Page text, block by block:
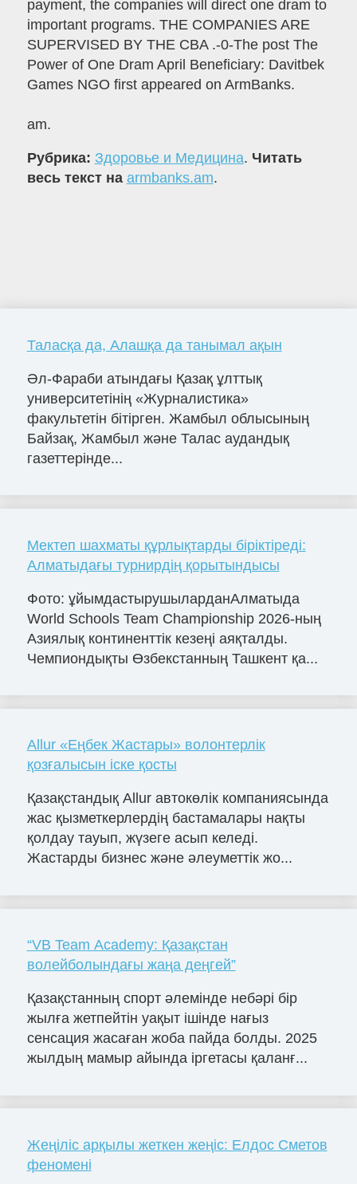
payment, the companies will direct one dram to
important programs. THE COMPANIES ARE
SUPERVISED BY THE CBA .-0-The post The
Power of One Dram April Beneficiary: Davitbek
Games NGO first appeared on ArmBanks.
am.
Рубрика: Здоровье и Медицина. Читать
весь текст на armbanks.am.
Таласқа да, Алашқа да танымал ақын
Әл-Фараби атындағы Қазақ ұлттық
университетінің «Журналистика»
факультетін бітірген. Жамбыл облысының
Байзақ, Жамбыл және Талас аудандық
газеттерінде...
Мектеп шахматы құрлықтарды біріктіреді:
Алматыдағы турнирдің қорытындысы
Фото: ұйымдастырушыларданАлматыда
World Schools Team Championship 2026-ның
Азиялық континенттік кезеңі аяқталды.
Чемпиондықты Өзбекстанның Ташкент қа...
Allur «Еңбек Жастары» волонтерлік
қозғалысын іске қосты
Қазақстандық Allur автокөлік компаниясында
жас қызметкерлердің бастамалары нақты
қолдау тауып, жүзеге асып келеді.
Жастарды бизнес және әлеуметтік жо...
“VB Team Academy: Қазақстан
волейболындағы жаңа деңгей”
Қазақстанның спорт әлемінде небәрі бір
жылға жетпейтін уақыт ішінде нағыз
сенсация жасаған жоба пайда болды. 2025
жылдың мамыр айында іргетасы қаланғ...
Жеңіліс арқылы жеткен жеңіс: Елдос Сметов
феномені